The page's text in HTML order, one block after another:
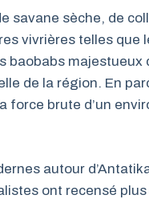
savane sèche, de
vivrières telles que
baobabs majestueux
de la région. En
force brute d’un
autour
ont recensé